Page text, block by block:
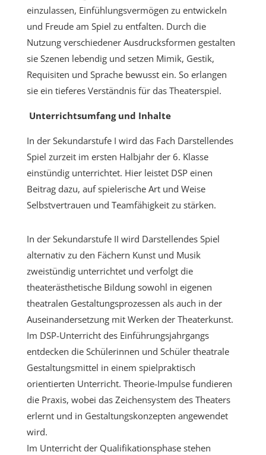
einzulassen, Einfühlungsvermögen zu entwickeln
und Freude am Spiel zu entfalten. Durch die
Nutzung verschiedener Ausdrucksformen gestalten
sie Szenen lebendig und setzen Mimik, Gestik,
Requisiten und Sprache bewusst ein. So erlangen
sie ein tieferes Verständnis für das Theaterspiel.
Unterrichtsumfang und Inhalte
In der Sekundarstufe I wird das Fach Darstellendes
Spiel zurzeit im ersten Halbjahr der 6. Klasse
einstündig unterrichtet. Hier leistet DSP einen
Beitrag dazu, auf spielerische Art und Weise
Selbstvertrauen und Teamfähigkeit zu stärken.
In der Sekundarstufe II wird Darstellendes Spiel
alternativ zu den Fächern Kunst und Musik
zweistündig unterrichtet und verfolgt die
theaterästhetische Bildung sowohl in eigenen
theatralen Gestaltungsprozessen als auch in der
Auseinandersetzung mit Werken der Theaterkunst.
Im DSP-Unterricht des Einführungsjahrgangs
entdecken die Schülerinnen und Schüler theatrale
Gestaltungsmittel in einem spielpraktisch
orientierten Unterricht. Theorie-Impulse fundieren
die Praxis, wobei das Zeichensystem des Theaters
erlernt und in Gestaltungskonzepten angewendet
wird.
Im Unterricht der Qualifikationsphase stehen